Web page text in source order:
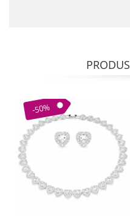
-50%